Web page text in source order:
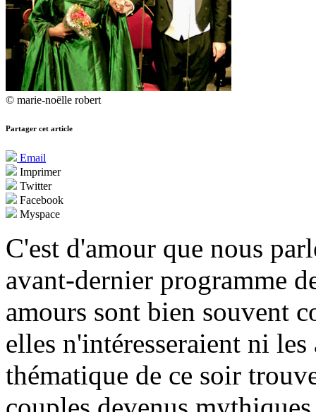
© marie-noëlle robert
Partager cet article
Email
Imprimer
Twitter
Facebook
Myspace
C'est d'amour que nous
avant-dernier programme
amours sont bien souvent
elles n'intéresseraient ni
thématique de ce soir